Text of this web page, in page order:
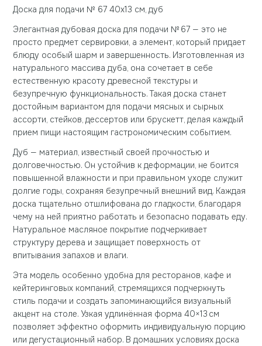
Доска для подачи № 67 40х13 см, дуб
Элегантная дубовая доска для подачи № 67 — это не
просто предмет сервировки, а элемент, который придает
блюду особый шарм и завершенность. Изготовленная из
натурального массива дуба, она сочетает в себе
естественную красоту древесной текстуры и
безупречную функциональность. Такая доска станет
достойным вариантом для подачи мясных и сырных
ассорти, стейков, дессертов или брускетт, делая каждый
прием пищи настоящим гастрономическим событием.
Дуб — материал, известный своей прочностью и
долговечностью. Он устойчив к деформации, не боится
повышенной влажности и при правильном уходе служит
долгие годы, сохраняя безупречный внешний вид. Каждая
доска тщательно отшлифована до гладкости, благодаря
чему на ней приятно работать и безопасно подавать еду.
Натуральное масляное покрытие подчеркивает
структуру дерева и защищает поверхность от
впитывания запахов и влаги.
Эта модель особенно удобна для ресторанов, кафе и
кейтеринговых компаний, стремящихся подчеркнуть
стиль подачи и создать запоминающийся визуальный
акцент на столе. Узкая удлинённая форма 40×13 см
позволяет эффектно оформить индивидуальную порцию
или дегустационный набор. В домашних условиях доска